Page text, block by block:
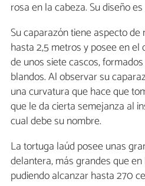
rosa en la cabeza. Su diseño
Su caparazón tiene aspecto
hasta 2,5 metros y posee en
de unos siete cascos,
blandos. Al observar su
una curvatura que hace que
que le da cierta semejanza al
cual debe su nombre.
La tortuga laúd posee unas
delantera, más grandes que
pudiendo alcanzar hasta 270